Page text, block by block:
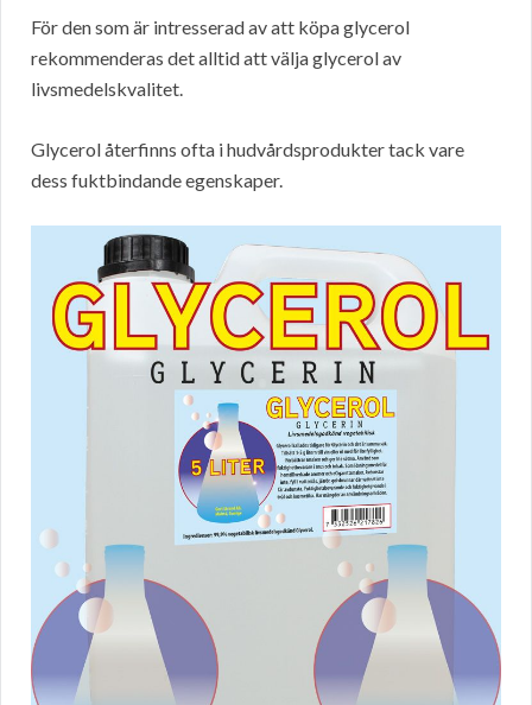
För den som är intresserad av att köpa glycerol
rekommenderas det alltid att välja glycerol av
livsmedelskvalitet.
Glycerol återfinns ofta i hudvårdsprodukter tack vare
dess fuktbindande egenskaper.